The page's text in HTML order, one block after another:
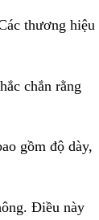
thương hiệu
chắn rằng
gồm độ dày,
Điều này